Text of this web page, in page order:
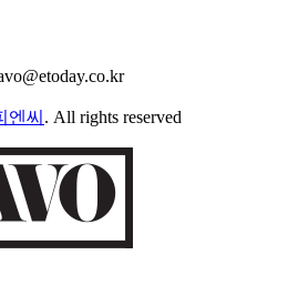
엔씨 . All rights reserved